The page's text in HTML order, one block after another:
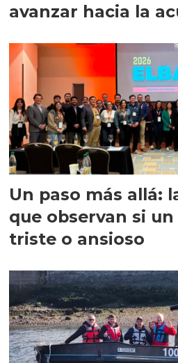
avanzar hacia la
Un paso más allá:
que observan si
triste o ansioso